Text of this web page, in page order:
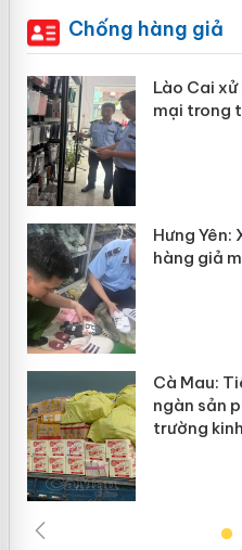
Chống hàng giả
Lào Cai
mại trong
Hưng Yên:
hàng giả
Cà Mau:
ngàn sản
trường